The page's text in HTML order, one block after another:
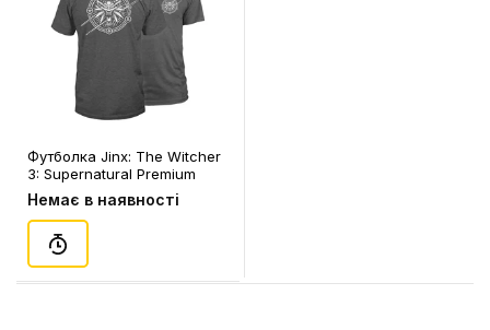
Футболка Jinx: The Witcher
3: Supernatural Premium
Tee, (L), (14387)
Немає в наявності